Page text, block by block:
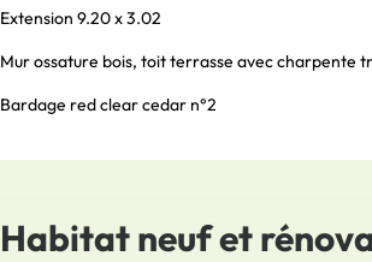
Extension 9.20 x 3.02
Mur ossature bois, toit terrasse avec charpente
Bardage red clear cedar n°2
Habitat neuf et